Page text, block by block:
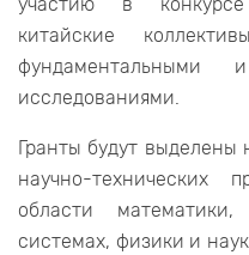
китайские
фундаментальными
исследованиями.
Гранты будут
научно-
области
системах, физики и